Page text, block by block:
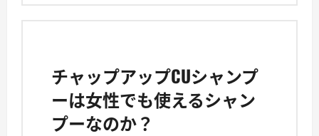
チャップアップCUシャンプ
ーは女性でも使えるシャン
プーなのか？